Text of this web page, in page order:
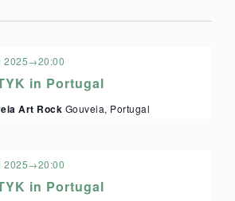
in Portugal
2025→20:00
Art Rock Gouveia, Portugal
in Portugal
2025→20:00